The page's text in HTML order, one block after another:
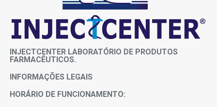
INJECTCENTER LABORATÓRIO DE PRODUTOS
FARMACÊUTICOS.
INFORMAÇÕES LEGAIS
HORÁRIO DE FUNCIONAMENTO: